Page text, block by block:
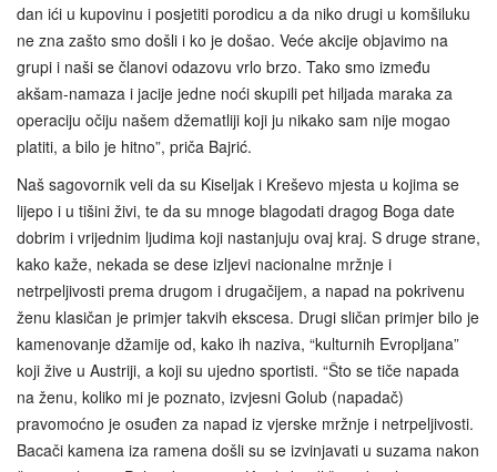
dan ići u kupovinu i posjetiti porodicu a da niko drugi u komšiluku
ne zna zašto smo došli i ko je došao. Veće akcije objavimo na
grupi i naši se članovi odazovu vrlo brzo. Tako smo između
akšam-namaza i jacije jedne noći skupili pet hiljada maraka za
operaciju očiju našem džematliji koji ju nikako sam nije mogao
platiti, a bilo je hitno”, priča Bajrić.
Naš sagovornik veli da su Kiseljak i Kreševo mjesta u kojima se
lijepo i u tišini živi, te da su mnoge blagodati dragog Boga date
dobrim i vrijednim ljudima koji nastanjuju ovaj kraj. S druge strane,
kako kaže, nekada se dese izljevi nacionalne mržnje i
netrpeljivosti prema drugom i drugačijem, a napad na pokrivenu
ženu klasičan je primjer takvih ekscesa. Drugi sličan primjer bilo je
kamenovanje džamije od, kako ih naziva, “kulturnih Evropljana”
koji žive u Austriji, a koji su ujedno sportisti. “Što se tiče napada
na ženu, koliko mi je poznato, izvjesni Golub (napadač)
pravomoćno je osuđen za napad iz vjerske mržnje i netrpeljivosti.
Bacači kamena iza ramena došli su se izvinjavati u suzama nakon